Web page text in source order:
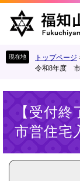
す
し
トップページ
令和8年度
【受付
市営住